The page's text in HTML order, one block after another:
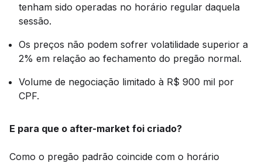
tenham sido operadas no horário regular daquela
sessão.
Os preços não podem sofrer volatilidade superior a
2% em relação ao fechamento do pregão normal.
Volume de negociação limitado à R$ 900 mil por
CPF.
E para que o after-market foi criado?
Como o pregão padrão coincide com o horário